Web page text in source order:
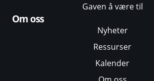
Gaven å være til
Om oss
Nyheter
Ressurser
Kalender